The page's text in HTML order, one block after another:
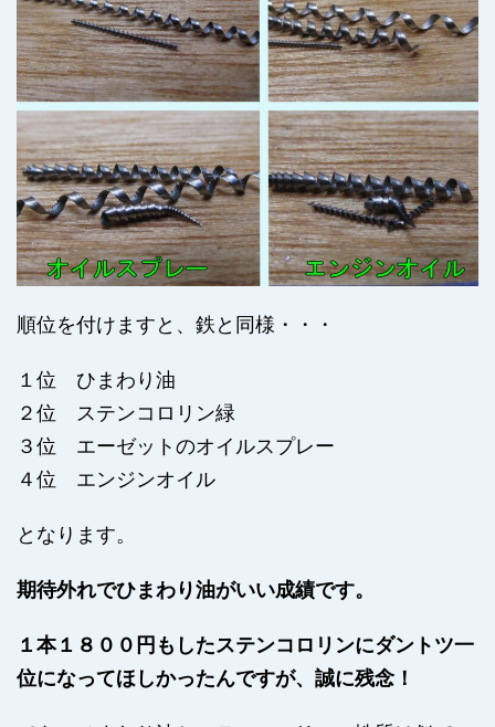
順位を付けますと、鉄と同様・・・
１位 ひまわり油
２位 ステンコロリン緑
３位 エーゼットのオイルスプレー
４位 エンジンオイル
となります。
期待外れでひまわり油がいい成績です。
１本１８００円もしたステンコロリンにダントツ一
位になってほしかったんですが、誠に残念！